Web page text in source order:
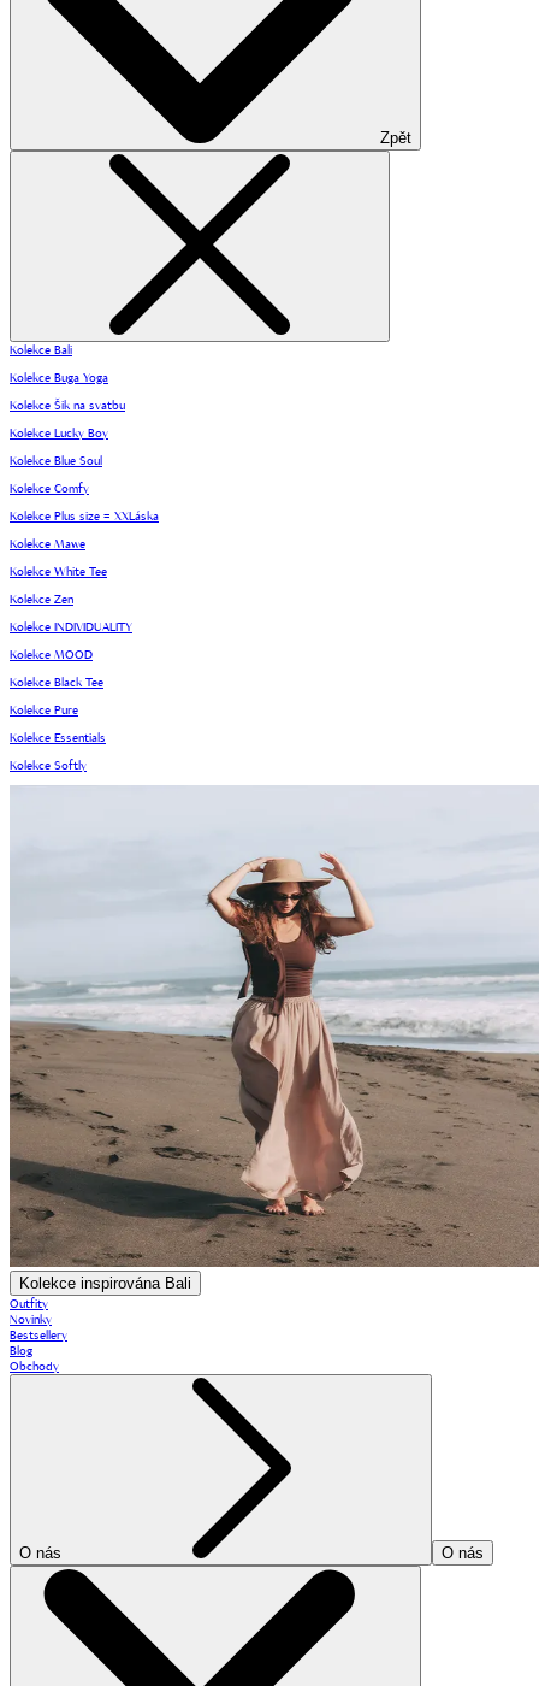
Zpět
Kolekce Bali
Kolekce Buga Yoga
Kolekce Šik na svatbu
Kolekce Lucky Boy
Kolekce Blue Soul
Kolekce Comfy
Kolekce Plus size = XXLáska
Kolekce Mawe
Kolekce White Tee
Kolekce Zen
Kolekce INDIVIDUALITY
Kolekce MOOD
Kolekce Black Tee
Kolekce Pure
Kolekce Essentials
Kolekce Softly
Kolekce inspirována Bali
Outfity
Novinky
Bestsellery
Blog
Obchody
O nás O nás